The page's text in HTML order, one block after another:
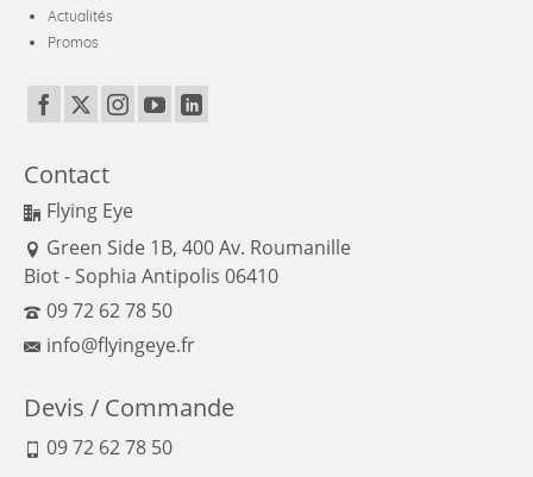
Actualités
Promos
Contact
Flying Eye
Green Side 1B, 400 Av. Roumanille
Biot - Sophia Antipolis 06410
09 72 62 78 50
info@flyingeye.fr
Devis / Commande
09 72 62 78 50